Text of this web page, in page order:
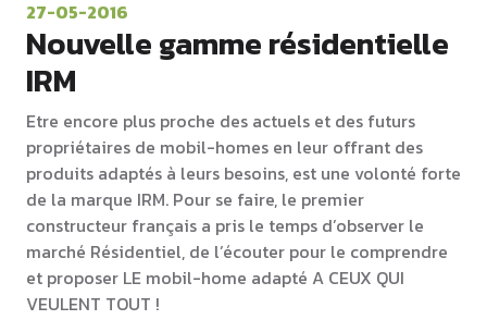
27-05-2016
Nouvelle gamme résidentielle
IRM
Etre encore plus proche des actuels et des futurs
propriétaires de mobil-homes en leur offrant des
produits adaptés à leurs besoins, est une volonté forte
de la marque IRM. Pour se faire, le premier
constructeur français a pris le temps d’observer le
marché Résidentiel, de l’écouter pour le comprendre
et proposer LE mobil-home adapté A CEUX QUI
VEULENT TOUT !